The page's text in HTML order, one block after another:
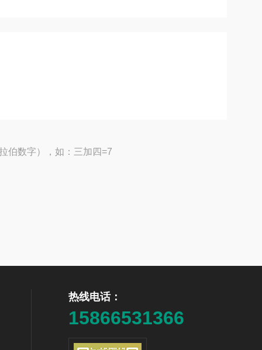
伯数字），如：三加四=7
热线电话：
15866531366